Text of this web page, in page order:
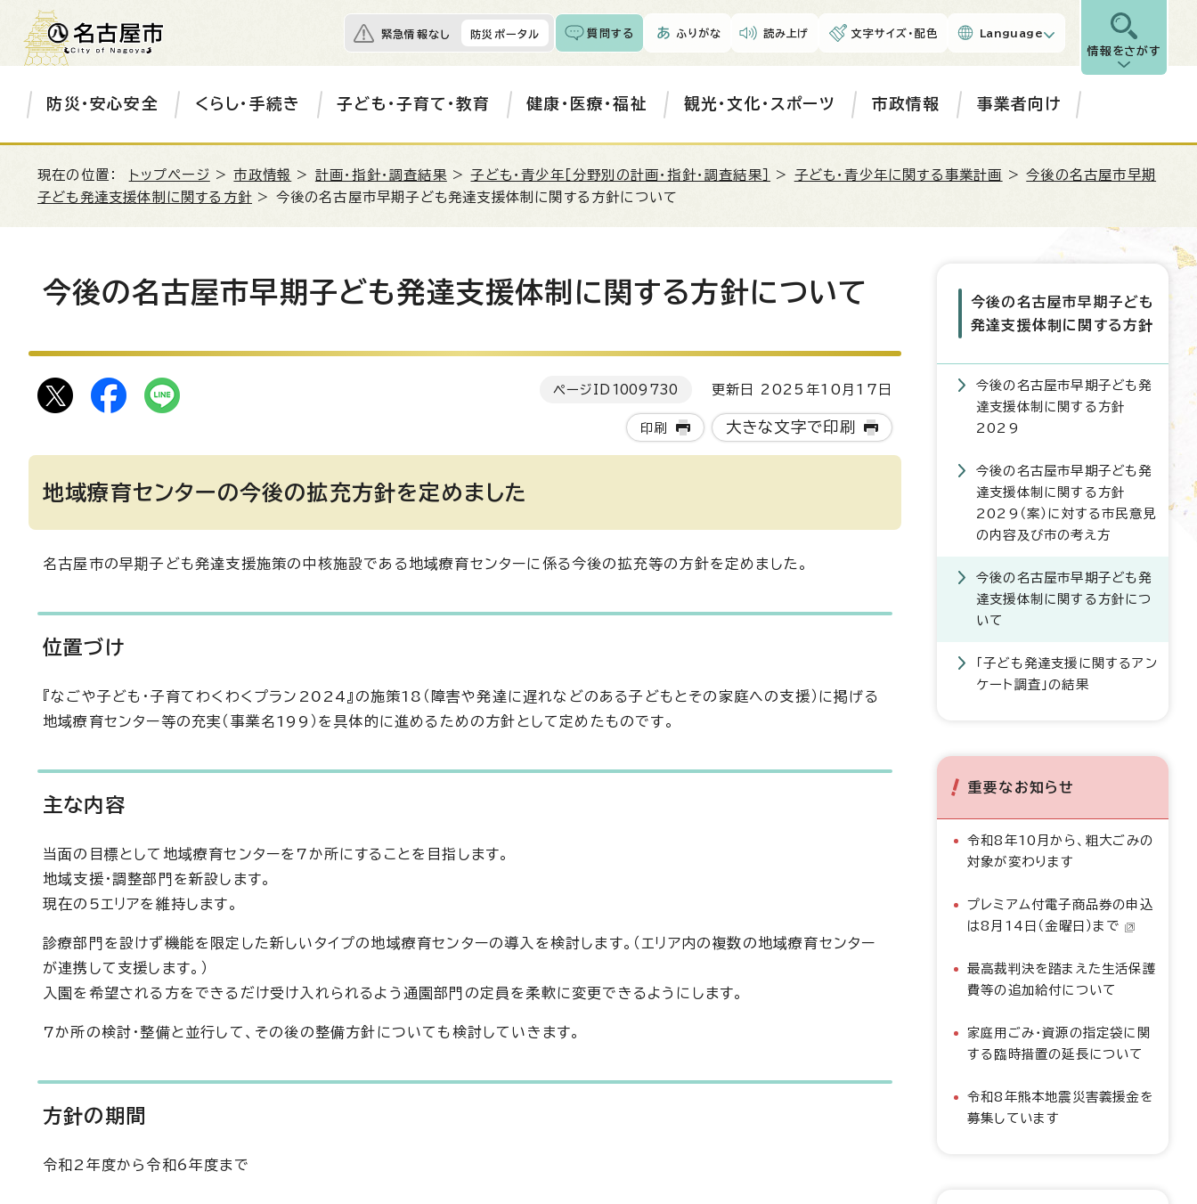
緊急情報なし 防災ポータル 質問する ふりがな 読み上げ 文字サイズ・配色 Language
情報をさがす
防災・安心安全 くらし・手続き 子ども・子育て・教育 健康・医療・福祉 観光・文化・スポーツ 市政情報 事業者向け
現在の位置： トップページ >市政情報 > 計画・指針・調査結果 >子ども・青少年［分野別の計画・指針・調査結果］ > 子ども・青少年に関する事業計画 >今後の名古屋市早期
子ども発達支援体制に関する方針 > 今後の名古屋市早期子ども発達支援体制に関する方針について
今後の名古屋市早期子ども発達支援体制に関する方針について
ページID 1009730 更新日 2025年10月17日
印刷 大きな文字で印刷
地域療育センターの今後の拡充方針を定めました
名古屋市の早期子ども発達支援施策の中核施設である地域療育センターに係る今後の拡充等の方針を定めました。
位置づけ
『なごや子ども・子育てわくわくプラン2024』の施策18（障害や発達に遅れなどのある子どもとその家庭への支援）に掲げる
地域療育センター等の充実（事業名199）を具体的に進めるための方針として定めたものです。
主な内容
当面の目標として地域療育センターを7か所にすることを目指します。
地域支援・調整部門を新設します。
現在の5エリアを維持します。
診療部門を設けず機能を限定した新しいタイプの地域療育センターの導入を検討します。（エリア内の複数の地域療育センター
が連携して支援します。）
入園を希望される方をできるだけ受け入れられるよう通園部門の定員を柔軟に変更できるようにします。
7か所の検討・整備と並行して、その後の整備方針についても検討していきます。
方針の期間
令和2年度から令和6年度まで
今後の名古屋市早期子ども
発達支援体制に関する方針
今後の名古屋市早期子ども発
達支援体制に関する方針
2029
今後の名古屋市早期子ども発
達支援体制に関する方針
2029（案）に対する市民意見
の内容及び市の考え方
今後の名古屋市早期子ども発
達支援体制に関する方針につ
いて
「子ども発達支援に関するアン
ケート調査」の結果
重要なお知らせ
令和8年10月から、粗大ごみの
対象が変わります
プレミアム付電子商品券の申込
は8月14日（金曜日）まで
最高裁判決を踏まえた生活保護
費等の追加給付について
家庭用ごみ・資源の指定袋に関
する臨時措置の延長について
令和8年熊本地震災害義援金を
募集しています